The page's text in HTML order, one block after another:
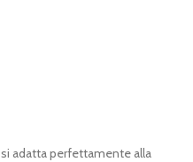
si adatta perfettamente alla